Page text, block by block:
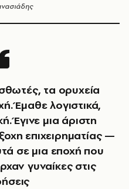
Έμαθε λογιστικά,
Έγινε μια άριστη
επιχειρηματίας —
σε μια εποχή που
γυναίκες στις